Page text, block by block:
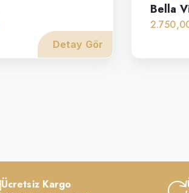
Detay Gör
Bella
Ücretsiz Kargo